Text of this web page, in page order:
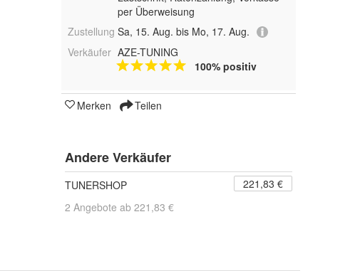
per Überweisung
Zustellung Sa, 15. Aug. bis Mo, 17. Aug.
Verkäufer AZE-TUNING
100% positiv
Merken Teilen
Andere Verkäufer
TUNERSHOP
221,83 €
2 Angebote ab 221,83 €